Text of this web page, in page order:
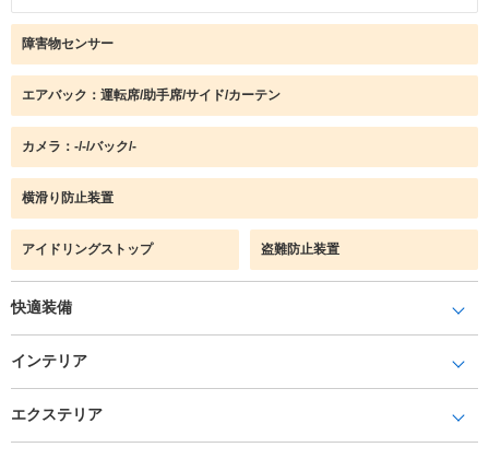
障害物センサー
エアバック：運転席/助手席/サイド/カーテン
カメラ：-/-/バック/-
横滑り防止装置
アイドリングストップ 盗難防止装置
快適装備
インテリア
エクステリア